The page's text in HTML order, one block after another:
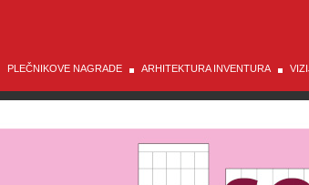
PLEČNIKOVE NAGRADE ARHITEKTURA INVENTURA